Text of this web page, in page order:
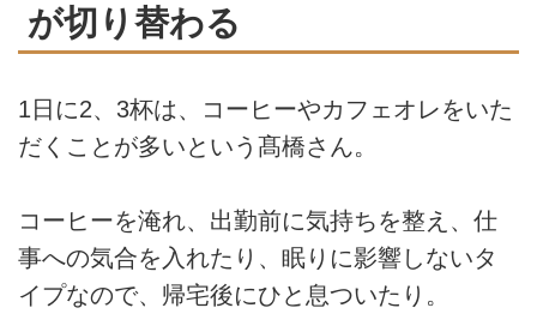
が切り替わる
1日に2、3杯は、コーヒーやカフェオレをいた
だくことが多いという髙橋さん。
コーヒーを淹れ、出勤前に気持ちを整え、仕
事への気合を入れたり、眠りに影響しないタ
イプなので、帰宅後にひと息ついたり。